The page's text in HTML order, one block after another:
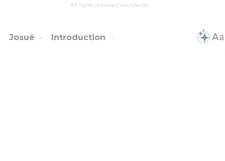
All rights reserved worldwide.
Josué Introduction